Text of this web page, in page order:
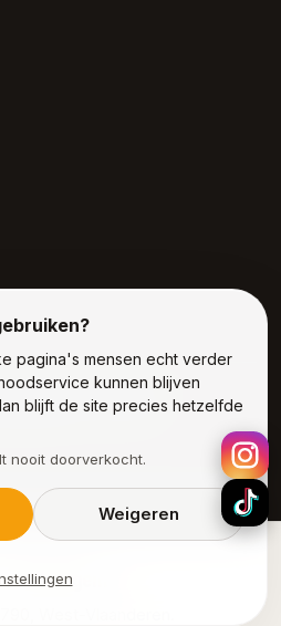
Elektricien in Waregem
2026, excl. btw
Waregem
West-Vlaanderen.
pagina's mensen echt verder
kunnen blijven
blijft de site precies hetzelfde
nooit doorverkocht.
Weigeren